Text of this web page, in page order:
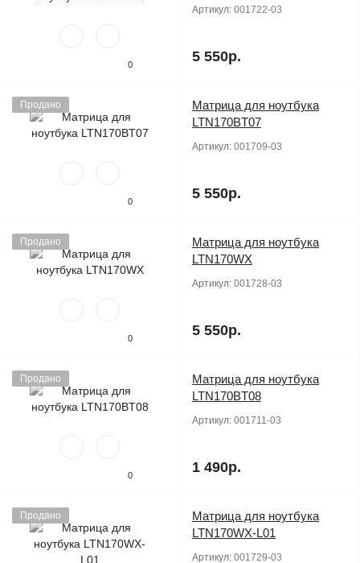
0
Артикул: 001722-03
5 550р.
Продано
0
Матрица для ноутбука
LTN170BT07
Артикул: 001709-03
5 550р.
Продано
0
Матрица для ноутбука
LTN170WX
Артикул: 001728-03
5 550р.
Продано
0
Матрица для ноутбука
LTN170BT08
Артикул: 001711-03
1 490р.
Продано
Матрица для ноутбука
LTN170WX-L01
Артикул: 001729-03